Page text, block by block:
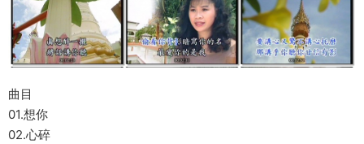
曲目
01.想你
02.心碎